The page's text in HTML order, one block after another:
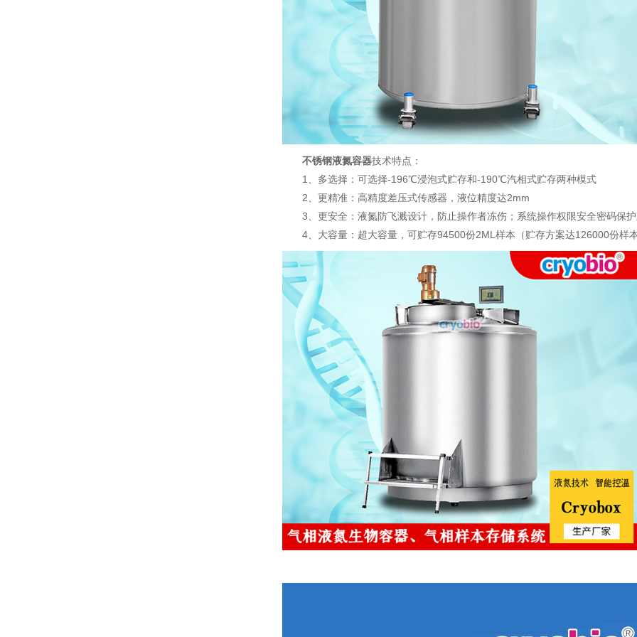
不锈钢液氮容器技术特点：
1、多选择：可选择-196℃浸泡式贮存和-190℃汽相式贮存两种模式
2、更精准：高精度差压式传感器，液位精度达2mm
3、更安全：液氮防飞溅设计，防止操作者冻伤；系统操作权限安全密码保
4、大容量：超大容量，可贮存94500份2ML样本（贮存方案达126000份样